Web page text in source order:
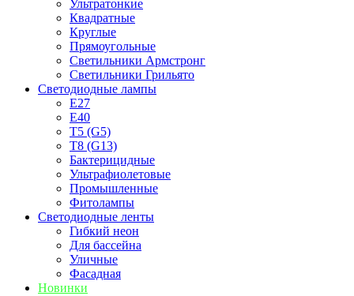
Ультратонкие
Квадратные
Круглые
Прямоугольные
Светильники Армстронг
Светильники Грильято
Светодиодные лампы
E27
Е40
T5 (G5)
T8 (G13)
Бактерицидные
Ультрафиолетовые
Промышленные
Фитолампы
Светодиодные ленты
Гибкий неон
Для бассейна
Уличные
Фасадная
Новинки